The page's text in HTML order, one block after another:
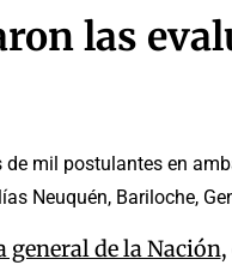
las
mil postulantes en
Neuquén, Bariloche,
general de la Nación,